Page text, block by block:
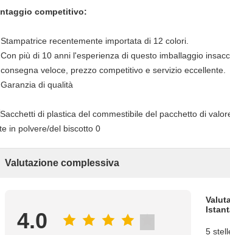
competitivo:
Stampatrice recentemente importata di 12 colori.
Con più di 10 anni l'esperienza di questo imballaggio
consegna veloce, prezzo competitivo e servizio eccellente.
Garanzia di qualità
Valutazione complessiva
4.0
5